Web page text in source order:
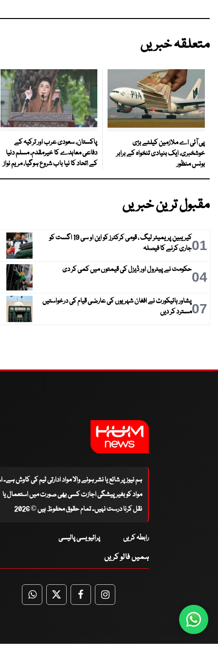
متعلقہ خبریں
پی آئی اے ملازمین کیلئے بڑی
خوشخبری، ایک بنیادی تنخواہ کے برابر
بونس منظور
پاکستان، سعودی عرب اور ترکیہ کے
دفاعی معاہدے کا خیرمقدم، مسلم دنیا
کے اتحاد کا نیا باب شروع ہوگیا، مریم نواز
مقبول ترین خبریں
01
کیریبین پریمیئر لیگ ، قومی کرکٹرز کو این او سی 19 اگست کو
جاری کرنے کا فیصلہ
04حکومت نے پیٹرول اور ڈیزل کی قیمتوں میں کمی کر دی
07پشاور ہائیکورٹ نے افغان شہریوں کی عارضی قیام کی درخواستیں
مسترد کر دیں
ہم نیوز پر شائع یا نشر ہونے والا مواد ادارتی ٹیم کی کاوش
مواد کو بغیر پیشگی اجازت کسی بھی صورت میں استعمال یا
نقل کرنا درست نہیں۔ تمام حقوق محفوظ ہیں © 2026
رابطہ کریں پرائیویسی پالیسی
ہمیں فالو کریں
WhatsApp
TwitterFacebookFacebook